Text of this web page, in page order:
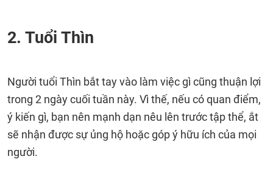
2. Tuổi Thìn
Người tuổi Thìn bắt tay vào làm việc gì cũng thuận lợi
trong 2 ngày cuối tuần này. Vì thế, nếu có quan điểm,
ý kiến gì, bạn nên mạnh dạn nêu lên trước tập thể, ắt
sẽ nhận được sự ủng hộ hoặc góp ý hữu ích của mọi
người.